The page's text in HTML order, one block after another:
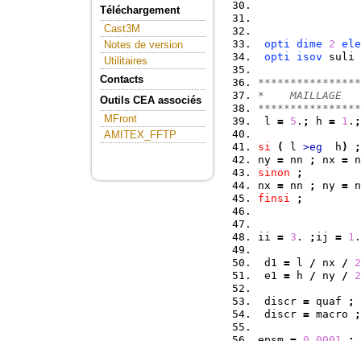
Téléchargement
Cast3M
Notes de version
Utilitaires
Contacts
Outils CEA associés
MFront
AMITEX_FFTP
opti dime 2
opti
isov suli
*    MAILLAGE
l = 5 . ; h = 1 . ;
si ( l >eg
  h
)
;
ny = nn ; nx =
sinon
;
nx = nn ; ny =
finsi
;
ii = 3 . ; ij = 1
d1 = l / nx /
2
e1 = h / ny / 2
discr = quaf
;
discr = macro ;